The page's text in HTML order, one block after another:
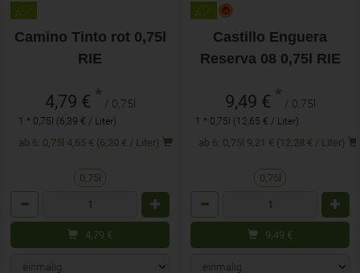
Camino Tinto rot 0,75l
RIE
4,79 € * / 0,75l
1 * 0,75l (6,39 € / Liter)
ab 6: 0,75l 4,65 € (6,20 € / Liter)
0,75l
4,79 €
Castillo Enguera
Reserva 08 0,75l RIE
9,49 € * / 0,75l
1 * 0,75l (12,65 € / Liter)
ab 6: 0,75l 9,21 € (12,28 € / Liter)
0,75l
9,49 €